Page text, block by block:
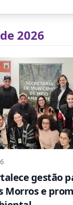
2026
gestão
Morros e